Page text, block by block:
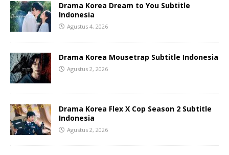
Drama Korea Dream to You Subtitle
Indonesia
Agustus 4, 2026
Drama Korea Mousetrap Subtitle Indonesia
Agustus 2, 2026
Drama Korea Flex X Cop Season 2 Subtitle
Indonesia
Agustus 2, 2026